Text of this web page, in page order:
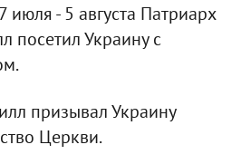
июля - 5 августа Патриарх
посетил Украину с
призывал Украину
Церкви.